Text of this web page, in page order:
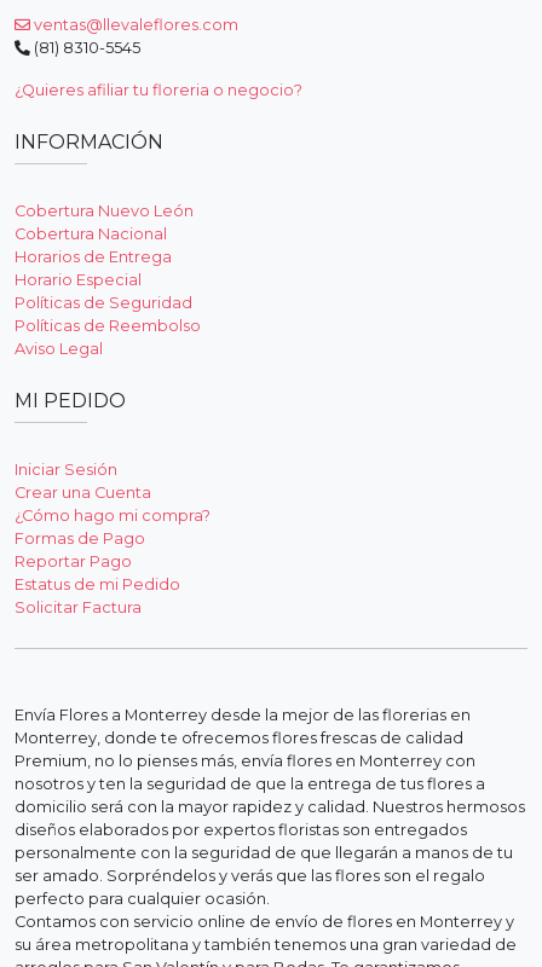
ventas@llevaleflores.com
(81) 8310-5545
¿Quieres afiliar tu floreria o negocio?
INFORMACIÓN
Cobertura Nuevo León
Cobertura Nacional
Horarios de Entrega
Horario Especial
Políticas de Seguridad
Políticas de Reembolso
Aviso Legal
MI PEDIDO
Iniciar Sesión
Crear una Cuenta
¿Cómo hago mi compra?
Formas de Pago
Reportar Pago
Estatus de mi Pedido
Solicitar Factura
Envía Flores a Monterrey desde la mejor de las florerias en
Monterrey, donde te ofrecemos flores frescas de calidad
Premium, no lo pienses más, envía flores en Monterrey con
nosotros y ten la seguridad de que la entrega de tus flores a
domicilio será con la mayor rapidez y calidad. Nuestros hermosos
diseños elaborados por expertos floristas son entregados
personalmente con la seguridad de que llegarán a manos de tu
ser amado. Sorpréndelos y verás que las flores son el regalo
perfecto para cualquier ocasión.
Contamos con servicio online de envío de flores en Monterrey y
su área metropolitana y también tenemos una gran variedad de